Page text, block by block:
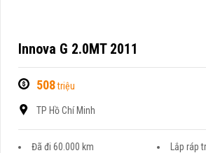
Innova G 2.0MT 2011
508triệu
TP Hồ Chí Minh
Đã đi 60.000 km
Lắp ráp